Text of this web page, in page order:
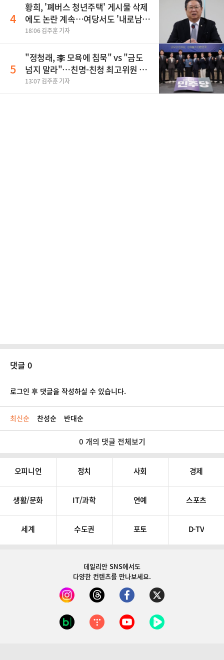
4
황희, '폐버스 청년주택' 게시물 삭제
에도 논란 계속…여당서도 '내로남
불' 비판
18:06 김주훈 기자
5
"정청래, 李 모욕에 침묵" vs "금도
넘지 말라"…친명-친청 최고위원 후
보, 제주서 격돌
13:07 김주훈 기자
댓글 0
로그인 후 댓글을 작성하실 수 있습니다.
최신순 찬성순 반대순
0 개의 댓글 전체보기
오피니언 정치 사회 경제
생활/문화 IT/과학 연예 스포츠
세계 수도권 포토 D-TV
데일리안 SNS에서도
다양한 컨텐츠를 만나보세요.